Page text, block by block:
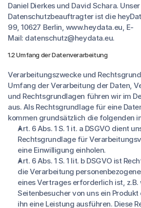
Daniel Dierkes und David Schara. Unser
Datenschutzbeauftragter ist die
99, 10627 Berlin, www.heydata.eu, E-
Mail: datenschutz@heydata.eu.
1.2 Umfang der Datenverarbeitung
Verarbeitungszwecke und
Umfang der Verarbeitung der Daten,
und Rechtsgrundlagen führen wir im
aus. Als Rechtsgrundlage für eine
kommen grundsätzlich die folgenden
Art. 6 Abs. 1 S. 1 it. a DSGVO dient
Rechtsgrundlage für
eine Einwilligung einholen.
Art. 6 Abs. 1 S. 1 lit. b DSGVO ist
die Verarbeitung
eines Vertrages erforderlich ist, z.B.
Seitenbesucher von uns ein
ihn eine Leistung ausführen. Diese